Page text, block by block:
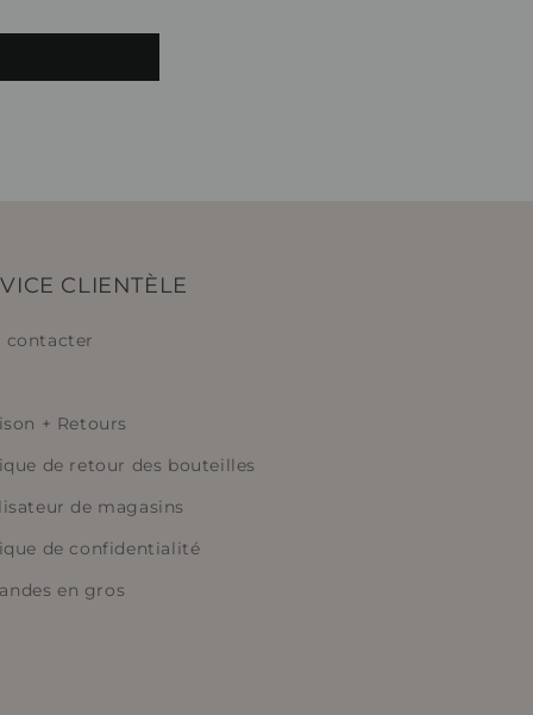
CLIENTÈLE
contacter
+ Retours
de retour des bouteilles
de magasins
de confidentialité
en gros